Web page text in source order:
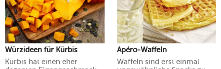
Würzideen für Kürbis
Kürbis hat einen eher
Apéro-Waffeln
Waffeln sind erst einmal